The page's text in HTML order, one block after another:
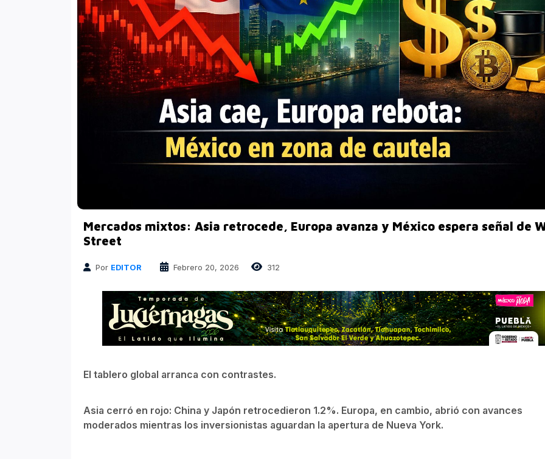
Mercados mixtos: Asia retrocede, Europa avanza y México espera señal de
Street
Por EDITOR Febrero 20, 2026 312
El tablero global arranca con contrastes.
Asia cerró en rojo: China y Japón retrocedieron 1.2%. Europa, en cambio, abrió con avances
moderados mientras los inversionistas aguardan la apertura de Nueva York.
Deportes
Columnas invitadas
Finanzas
Atrapados en las Redes
Columnas Político Financieras
Principales medios